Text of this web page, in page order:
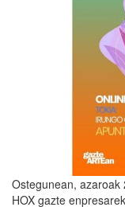
Ostegunean, azaroak
HOX gazte